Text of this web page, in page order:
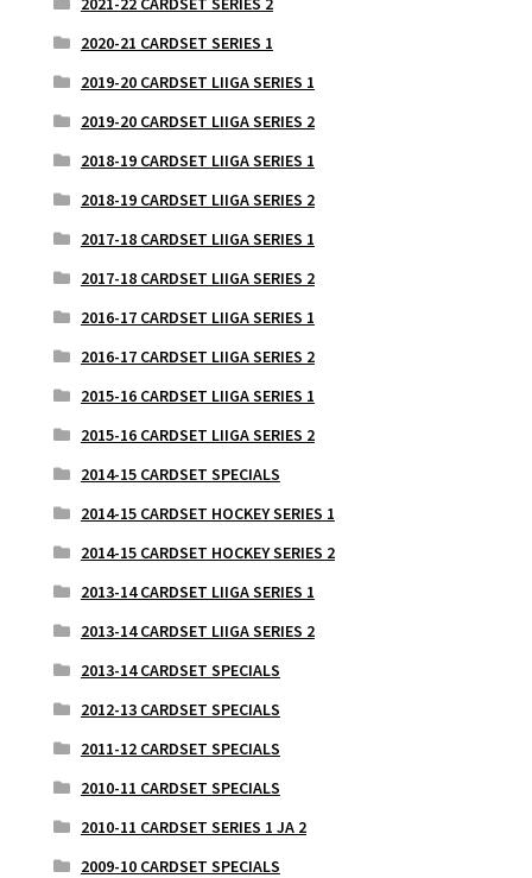
2020-21 CARDSET SERIES 1
2019-20 CARDSET LIIGA SERIES 1
2019-20 CARDSET LIIGA SERIES 2
2018-19 CARDSET LIIGA SERIES 1
2018-19 CARDSET LIIGA SERIES 2
2017-18 CARDSET LIIGA SERIES 1
2017-18 CARDSET LIIGA SERIES 2
2016-17 CARDSET LIIGA SERIES 1
2016-17 CARDSET LIIGA SERIES 2
2015-16 CARDSET LIIGA SERIES 1
2015-16 CARDSET LIIGA SERIES 2
2014-15 CARDSET SPECIALS
2014-15 CARDSET HOCKEY SERIES 1
2014-15 CARDSET HOCKEY SERIES 2
2013-14 CARDSET LIIGA SERIES 1
2013-14 CARDSET LIIGA SERIES 2
2013-14 CARDSET SPECIALS
2012-13 CARDSET SPECIALS
2011-12 CARDSET SPECIALS
2010-11 CARDSET SPECIALS
2010-11 CARDSET SERIES 1 JA 2
2009-10 CARDSET SPECIALS